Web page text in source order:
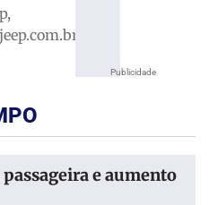
Publicidade
e aumento